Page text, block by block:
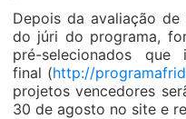
Depois da avaliação
do júri do programa,
pré-selecionados
final (http://
projetos vencedores
30 de agosto no site e